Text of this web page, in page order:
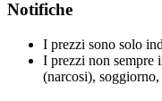
Notifiche
I prezzi sono solo
I prezzi non sempre
(narcosi),